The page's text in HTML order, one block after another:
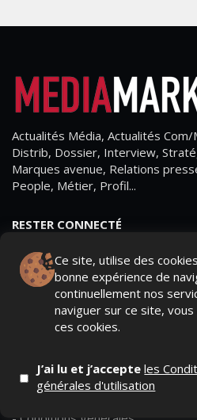
Ce site, utilise des
bonne expérience de
continuellement nos
naviguer sur ce site,
ces cookies.
J’ai lu et j’accepteles
générales d'utilisation
Actualités Média, Actualités
Distrib, Dossier, Interview,
Marques avenue, Relations
People, Métier, Profil...
RESTER CONNECTÉ
- Page d'accueil
- Contactez-nous